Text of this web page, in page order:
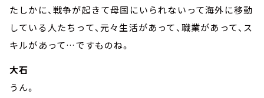
たしかに、戦争が起きて母国にいられないって海外に移動
している人たちって、元々生活があって、職業があって、ス
キルがあって…ですものね。
大石
うん。